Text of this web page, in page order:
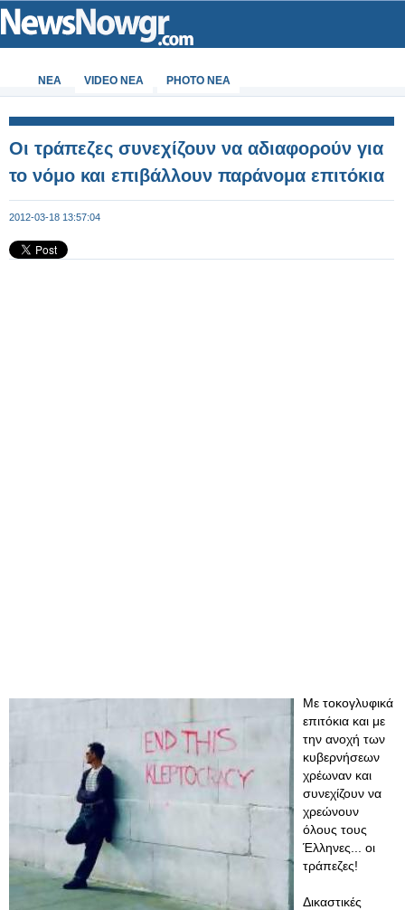
ΝΕΑ VIDEO NEA PHOTO NEA
Οι τράπεζες συνεχίζουν να αδιαφορούν για
το νόμο και επιβάλλουν παράνομα επιτόκια
2012-03-18 13:57:04
Με τοκογλυφικά
επιτόκια και με
την ανοχή των
κυβερνήσεων
χρέωναν και
συνεχίζουν να
χρεώνουν
όλους τους
Έλληνες... οι
τράπεζες!
Δικαστικές